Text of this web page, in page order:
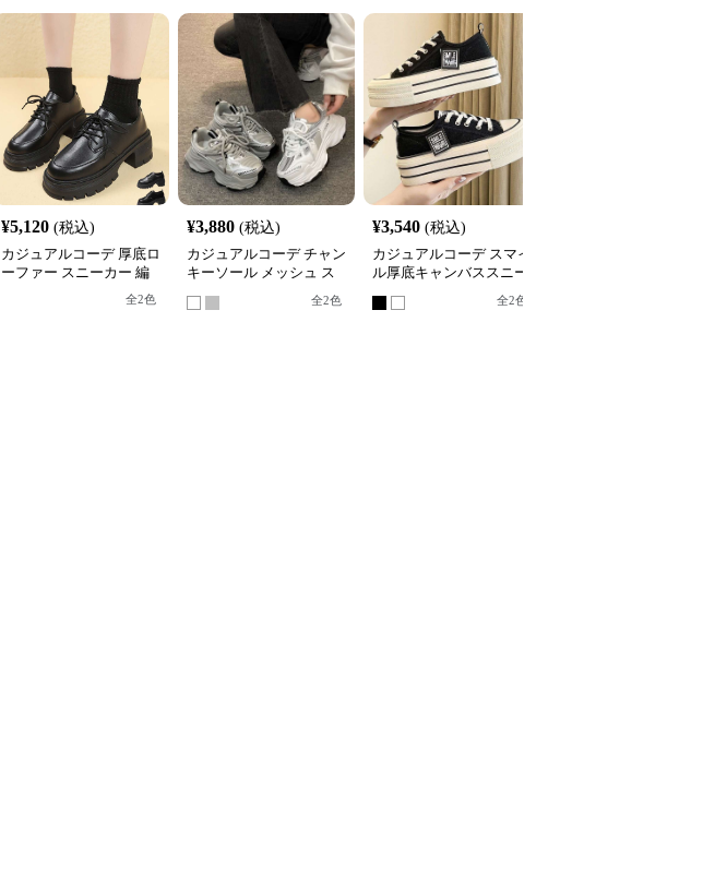
¥5,120 (税込)
カジュアルコーデ 厚底ロ
ーファー スニーカー 編
全2色
¥3,880 (税込)
カジュアルコーデ チャン
キーソール メッシュ ス
全2色
¥3,540 (税込)
カジュアルコーデ スマイ
ル厚底キャンバススニー
全2色